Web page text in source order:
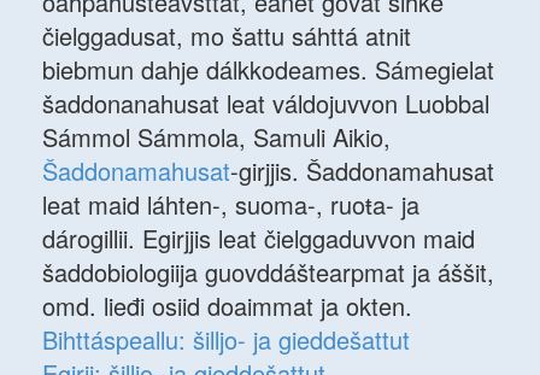
čielggadusat, mo šattu sáhttá atnit
biebmun dahje dálkkodeames. Sámegielat
šaddonanahusat leat váldojuvvon Luobbal
Sámmol Sámmola, Samuli Aikio,
Šaddonamahusat-girjjis. Šaddonamahusat
leat maid láhten-, suoma-, ruoŧa- ja
dárogillii. Egirjjis leat čielggaduvvon maid
šaddobiologiija guovddáštearpmat ja áššit,
omd. lieđi osiid doaimmat ja okten.
Bihttáspeallu: šilljo- ja gieddešattut